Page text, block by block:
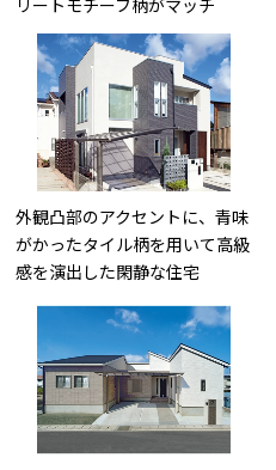
外観凸部のアクセントに、青味
がかったタイル柄を用いて高級
感を演出した閑静な住宅